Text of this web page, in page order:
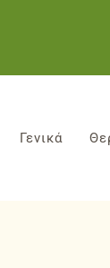
Γενικά